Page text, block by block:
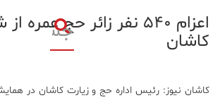
فرهنگ
اعزام 540 نفر زائر حج
کاشان
کاشان نیوز: رئیس اداره حج و زیارت کاشان در